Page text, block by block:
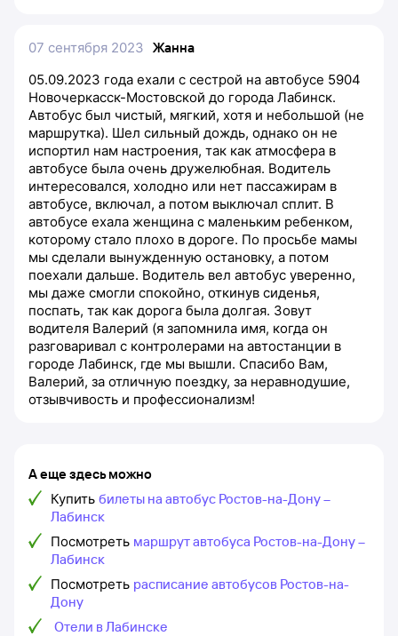
07 сентября 2023 Жанна
05.09.2023 года ехали с сестрой на автобусе 5904
Новочеркасск-Мостовской до города Лабинск.
Автобус был чистый, мягкий, хотя и небольшой (не
маршрутка). Шел сильный дождь, однако он не
испортил нам настроения, так как атмосфера в
автобусе была очень дружелюбная. Водитель
интересовался, холодно или нет пассажирам в
автобусе, включал, а потом выключал сплит. В
автобусе ехала женщина с маленьким ребенком,
которому стало плохо в дороге. По просьбе мамы
мы сделали вынужденную остановку, а потом
поехали дальше. Водитель вел автобус уверенно,
мы даже смогли спокойно, откинув сиденья,
поспать, так как дорога была долгая. Зовут
водителя Валерий (я запомнила имя, когда он
разговаривал с контролерами на автостанции в
городе Лабинск, где мы вышли. Спасибо Вам,
Валерий, за отличную поездку, за неравнодушие,
отзывчивость и профессионализм!
А еще здесь можно
Купить билеты на автобус Ростов-на-Дону –
Лабинск
Посмотреть маршрут автобуса Ростов-на-Дону –
Лабинск
Посмотреть расписание автобусов Ростов-на-
Дону
Отели в Лабинске